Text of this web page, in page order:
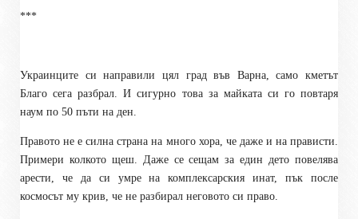
***
Украинците си направили цял град във Варна, само кметът
Благо сега разбрал. И сигурно това за майката си го повтаря
наум по 50 пъти на ден.
Правото не е силна страна на много хора, че даже и на прависти.
Примери колкото щеш. Даже се сещам за един дето повелява
арести, че да си умре на комплексарския инат, пък после
космосът му крив, че не разбирал неговото си право.